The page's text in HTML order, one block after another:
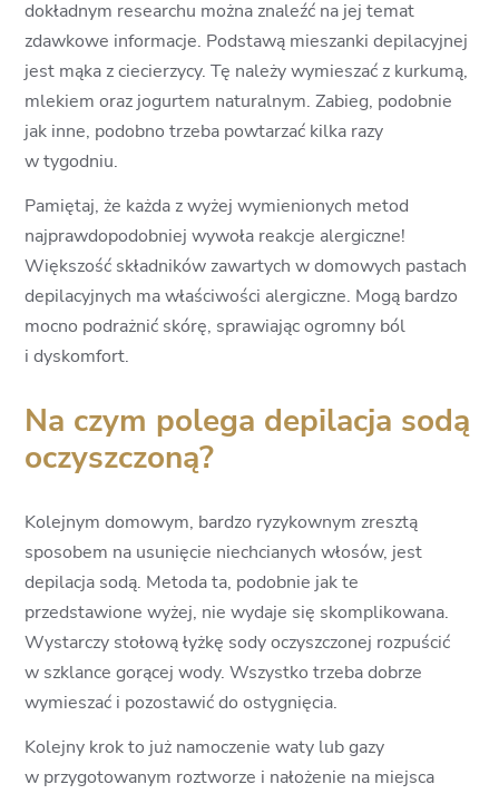
dokładnym researchu można znaleźć na jej temat
zdawkowe informacje. Podstawą mieszanki depilacyjnej
jest mąka z ciecierzycy. Tę należy wymieszać z kurkumą,
mlekiem oraz jogurtem naturalnym. Zabieg, podobnie
jak inne, podobno trzeba powtarzać kilka razy
w tygodniu.
Pamiętaj, że każda z wyżej wymienionych metod
najprawdopodobniej wywoła reakcje alergiczne!
Większość składników zawartych w domowych pastach
depilacyjnych ma właściwości alergiczne. Mogą bardzo
mocno podrażnić skórę, sprawiając ogromny ból
i dyskomfort.
Na czym polega depilacja sodą
oczyszczoną?
Kolejnym domowym, bardzo ryzykownym zresztą
sposobem na usunięcie niechcianych włosów, jest
depilacja sodą. Metoda ta, podobnie jak te
przedstawione wyżej, nie wydaje się skomplikowana.
Wystarczy stołową łyżkę sody oczyszczonej rozpuścić
w szklance gorącej wody. Wszystko trzeba dobrze
wymieszać i pozostawić do ostygnięcia.
Kolejny krok to już namoczenie waty lub gazy
w przygotowanym roztworze i nałożenie na miejsca